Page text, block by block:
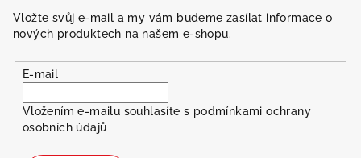
Vložte svůj e-mail a my vám budeme zasílat informace o
nových produktech na našem e-shopu.
E-mail
Vložením e-mailu souhlasíte s podmínkami ochrany
osobních údajů